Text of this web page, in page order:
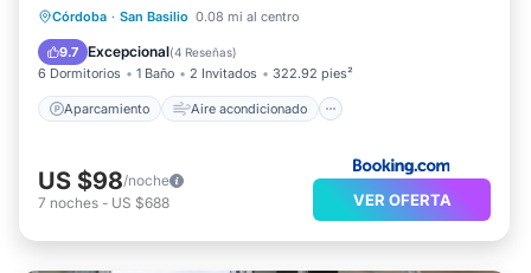
Córdoba · San Basilio 0.08 mi al centro
9.7 Excepcional(4 Reseñas)
6 Dormitorios 1 Baño 2 Invitados 322.92 pies²
Aparcamiento Aire acondicionado
Aparcamiento
Aire acondicionado
Internet
Apto para niños
US $98/noche
7 noches - US $688 VER OFERTA